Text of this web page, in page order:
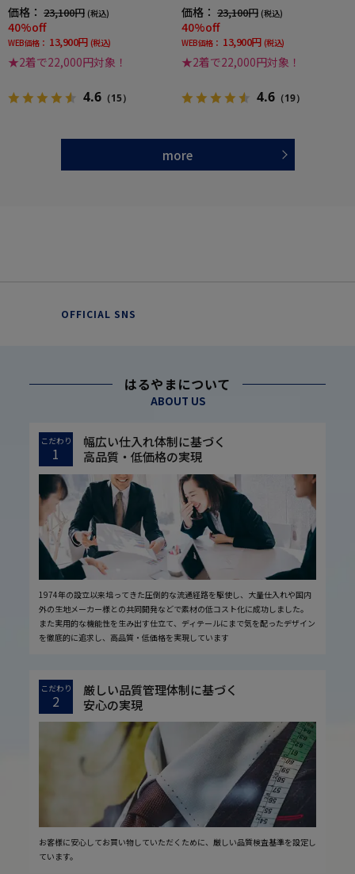
価格： 23,100円 (税込)
40%off
WEB価格： 13,900円 (税込)
★2着で22,000円対象！
4.6 （15）
価格： 23,100円 (税込)
40%off
WEB価格： 13,900円 (税込)
★2着で22,000円対象！
4.6 （19）
more
OFFICIAL SNS
はるやまについて
ABOUT US
こだわり
1
幅広い仕入れ体制に基づく
高品質・低価格の実現
1974年の設立以来培ってきた圧倒的な流通経路を駆使し、大量仕入れや国内
外の生地メーカー様との共同開発などで素材の低コスト化に成功しました。
また実用的な機能性を生み出す仕立て、ディテールにまで気を配ったデザイン
を徹底的に追求し、高品質・低価格を実現しています
こだわり
2
厳しい品質管理体制に基づく
安心の実現
お客様に安心してお買い物していただくために、厳しい品質検査基準を設定し
ています。